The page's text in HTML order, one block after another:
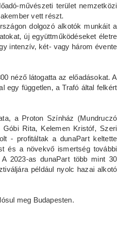
művészeti terület nemzetközi
vett részt.
dolgozó alkotók munkáit a
új együttműködéseket életre
intenzív, két- vagy három évente
néző látogatta az előadásokat. A
egy független, a Trafó által felkért
a Proton Színház (Mundruczó
Rita, Kelemen Kristóf, Szeri
- profitáltak a dunaPart keltette
és a növekvő ismertség további
2023-as dunaPart több mint 30
például nyolc hazai alkotó
meg Budapesten.